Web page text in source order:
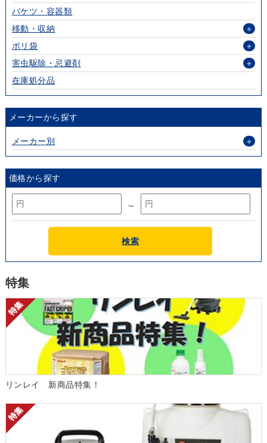
バケツ・容器類
移動・収納
＋
ポリ袋
＋
害虫駆除・忌避剤
＋
在庫処分品
メーカーから探す
メーカー別 ＋
価格から探す
～
検索
特集
リンレイ 新商品特集！